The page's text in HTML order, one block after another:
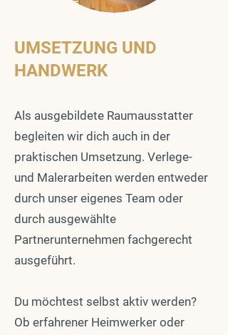
UMSETZUNG UND
HANDWERK
Als ausgebildete Raumausstatter
begleiten wir dich auch in der
praktischen Umsetzung. Verlege-
und Malerarbeiten werden entweder
durch unser eigenes Team oder
durch ausgewählte
Partnerunternehmen fachgerecht
ausgeführt.
Du möchtest selbst aktiv werden?
Ob erfahrener Heimwerker oder